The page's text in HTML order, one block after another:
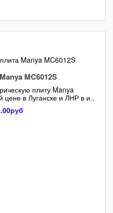
MC6012S
плиту Manya
цене в Луганске и ЛНР в и..